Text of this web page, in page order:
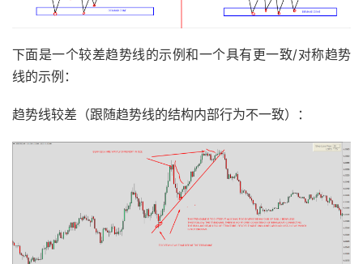
下面是一个较差趋势线的示例和一个具有更一致/对称趋势
线的示例：
趋势线较差（跟随趋势线的结构内部行为不一致）：